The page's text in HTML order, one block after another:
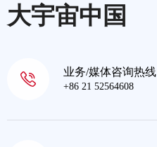
大宇宙中国
业务/媒体咨询热线
+86 21 52564608